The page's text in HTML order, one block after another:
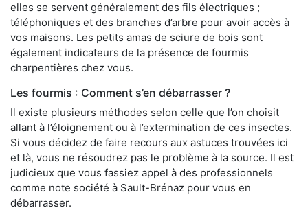
elles se servent généralement des fils électriques ;
téléphoniques et des branches d’arbre pour avoir accès à
vos maisons. Les petits amas de sciure de bois sont
également indicateurs de la présence de fourmis
charpentières chez vous.
Les fourmis : Comment s’en débarrasser ?
Il existe plusieurs méthodes selon celle que l’on choisit
allant à l’éloignement ou à l’extermination de ces insectes.
Si vous décidez de faire recours aux astuces trouvées ici
et là, vous ne résoudrez pas le problème à la source. Il est
judicieux que vous fassiez appel à des professionnels
comme note société à Sault-Brénaz pour vous en
débarrasser.